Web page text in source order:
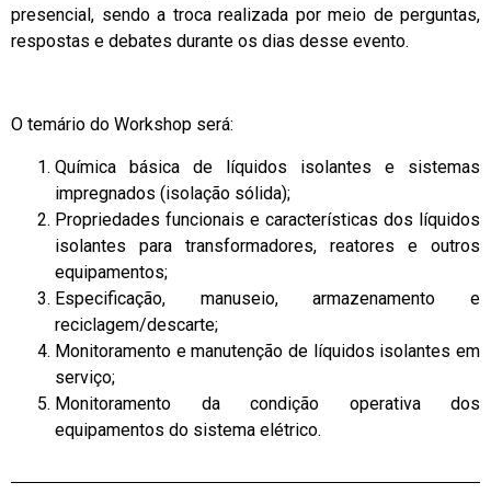
presencial, sendo a troca realizada por meio de perguntas,
respostas e debates durante os dias desse evento.
O temário do Workshop será:
Química básica de líquidos isolantes e sistemas
impregnados (isolação sólida);
Propriedades funcionais e características dos líquidos
isolantes para transformadores, reatores e outros
equipamentos;
Especificação, manuseio, armazenamento e
reciclagem/descarte;
Monitoramento e manutenção de líquidos isolantes em
serviço;
Monitoramento da condição operativa dos
equipamentos do sistema elétrico.